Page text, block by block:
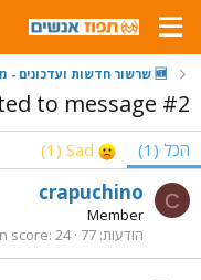
🆕 שרשור חדשות ועדכונים - מאי 2026 📺
to message #2
הכל (1)
Sad
(1)
C
crapuchino
Member
הודעות 77
score 24